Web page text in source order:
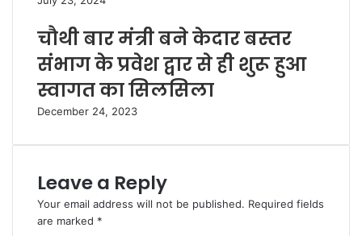
चौथी बार मंत्री बने केदार बस्तर
संभाग के प्रवेश द्वार से ही शुरू हुआ
स्वागत का सिलसिला
December 24, 2023
Leave a Reply
Your email address will not be published. Required fields
are marked *